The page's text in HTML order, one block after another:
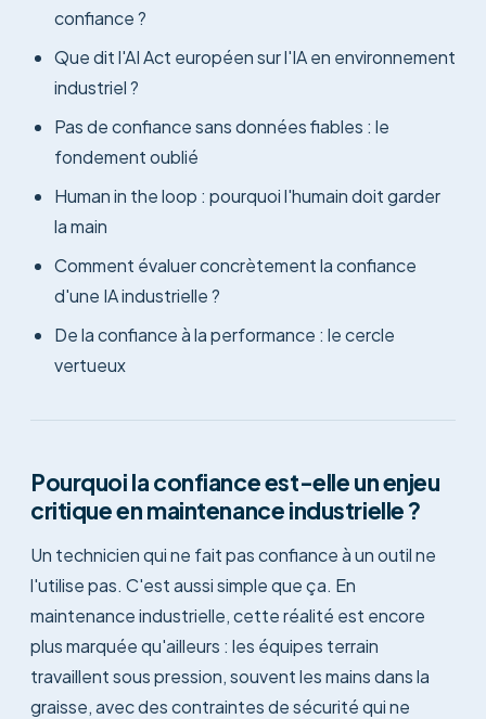
confiance ?
Que dit l'AI Act européen sur l'IA en environnement
industriel ?
Pas de confiance sans données fiables : le
fondement oublié
Human in the loop : pourquoi l'humain doit garder
la main
Comment évaluer concrètement la confiance
d'une IA industrielle ?
De la confiance à la performance : le cercle
vertueux
Pourquoi la confiance est-elle un enjeu
critique en maintenance industrielle ?
Un technicien qui ne fait pas confiance à un outil ne
l'utilise pas. C'est aussi simple que ça. En
maintenance industrielle, cette réalité est encore
plus marquée qu'ailleurs : les équipes terrain
travaillent sous pression, souvent les mains dans la
graisse, avec des contraintes de sécurité qui ne